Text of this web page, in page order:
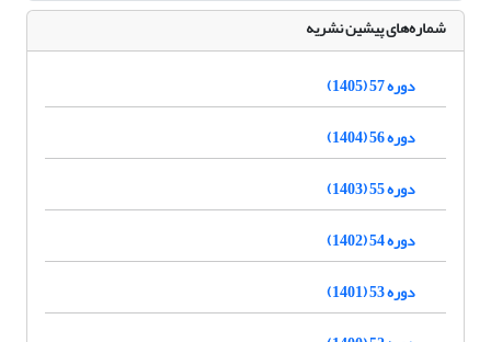
شماره‌های پیشین نشریه
دوره 57 (1405)
دوره 56 (1404)
دوره 55 (1403)
دوره 54 (1402)
دوره 53 (1401)